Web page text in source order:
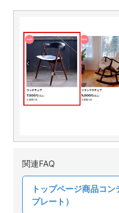
関連FAQ
トップページ商品コ
プレート）